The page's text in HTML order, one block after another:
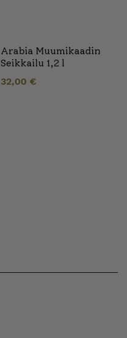
Arabia Muumikaadin
Seikkailu 1,2 l
32,00 €